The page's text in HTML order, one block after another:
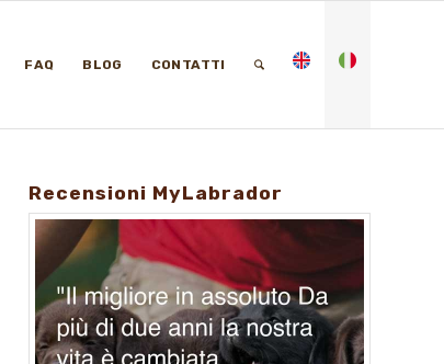
FAQ BLOG CONTATTI
Recensioni MyLabrador